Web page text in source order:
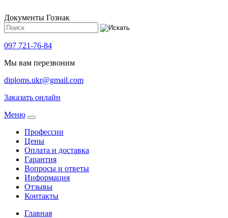
Документы Гознак
097 721-76-84
Мы вам перезвоним
diploms.ukr@gmail.com
Заказать онлайн
Meню
Профессии
Цены
Оплата и доставка
Гарантия
Вопросы и ответы
Информация
Отзывы
Контакты
Главная